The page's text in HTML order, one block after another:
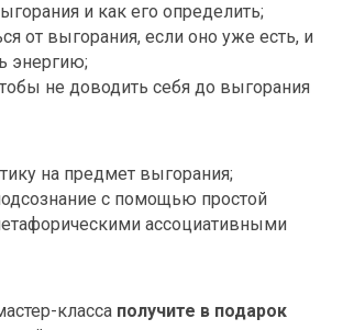
и как его определить;
от выгорания, если оно уже есть, и
энергию;
не доводить себя до выгорания
на предмет выгорания;
с помощью простой
ассоциативными
класса получите в подарок